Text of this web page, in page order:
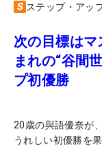
ステップ・アッ
次の目標は
まれの“谷間
プ初優勝
20歳の與語優奈が
うれしい初優勝を果